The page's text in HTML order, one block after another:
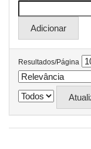
Resultados/Página